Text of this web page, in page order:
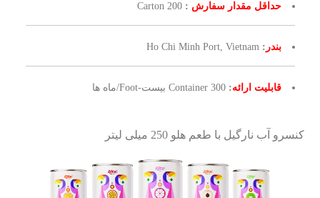
حداقل مقدار سفارش :
200 Carton
بندر :
Ho Chi Minh Port, Vietnam
قابلیت ارائه: 300 Container بیست-Foot/ماه ها
کنسرو آب نارگیل با طعم هلو 250 میلی لیتر